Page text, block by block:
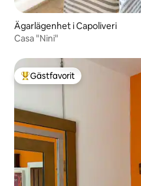
Ägarlägenhet i Capoliveri
Casa "Nini"
Populär gästfavorit
Gästfavorit